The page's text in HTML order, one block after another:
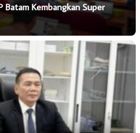
Batam Kembangkan Super